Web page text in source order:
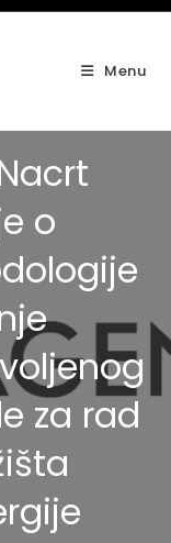
Menu
o
za rad